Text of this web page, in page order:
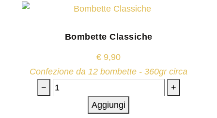
Bombette Classiche
€ 9,90
Confezione da 12 bombette - 360gr circa
−
+
Aggiungi